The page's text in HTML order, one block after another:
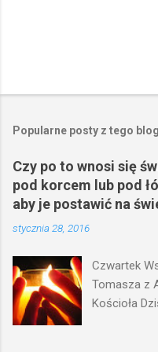
Popularne posty z tego
Czy po to wnosi się
pod korcem lub pod
aby je postawić na
stycznia 28, 2016
Czwartek
Tomasza z
Kościoła
(Mk 4,21-